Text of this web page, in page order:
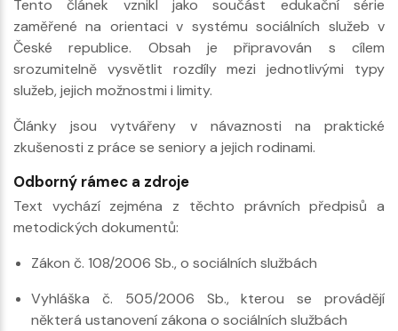
Tento článek vznikl jako součást edukační série
zaměřené na orientaci v systému sociálních služeb v
České republice. Obsah je připravován s cílem
srozumitelně vysvětlit rozdíly mezi jednotlivými typy
služeb, jejich možnostmi i limity.
Články jsou vytvářeny v návaznosti na praktické
zkušenosti z práce se seniory a jejich rodinami.
Odborný rámec a zdroje
Text vychází zejména z těchto právních předpisů a
metodických dokumentů:
Zákon č. 108/2006 Sb., o sociálních službách
Vyhláška č. 505/2006 Sb., kterou se provádějí
některá ustanovení zákona o sociálních službách